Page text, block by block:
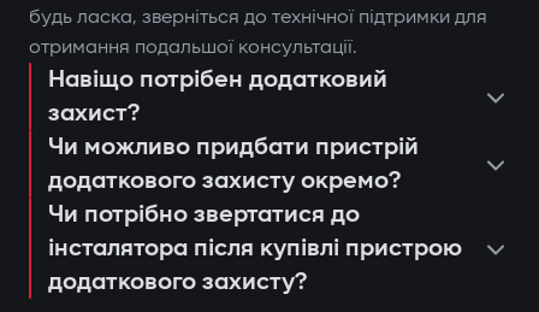
будь ласка, зверніться до технічної підтримки для
отримання подальшої консультації.
Навіщо потрібен додатковий
захист?
Чи можливо придбати пристрій
додаткового захисту окремо?
Чи потрібно звертатися до
інсталятора після купівлі пристрою
додаткового захисту?